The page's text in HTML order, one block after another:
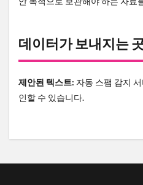
데이터가 보내지는
제안된 텍스트: 자동 스팸 감지
인할 수 있습니다.